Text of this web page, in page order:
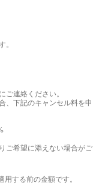
ご連絡ください。
、下記のキャンセル料を申
ご希望に添えない場合がご
する前の金額です。